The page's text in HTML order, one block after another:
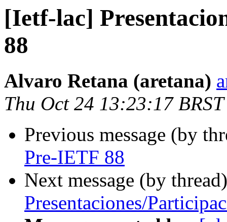
[Ietf-lac]
88
Alvaro Retana (aretana)
Thu Oct 24 13:23:17
Previous message (by
Pre-IETF 88
Next message (by
Presentaciones/